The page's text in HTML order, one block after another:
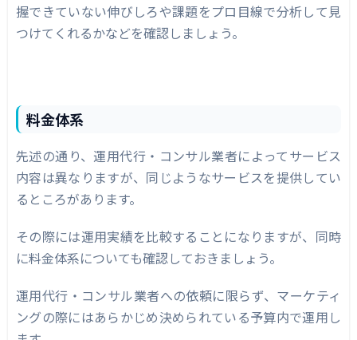
握できていない伸びしろや課題をプロ目線で分析して見
つけてくれるかなどを確認しましょう。
料金体系
先述の通り、運用代行・コンサル業者によってサービス
内容は異なりますが、同じようなサービスを提供してい
るところがあります。
その際には運用実績を比較することになりますが、同時
に料金体系についても確認しておきましょう。
運用代行・コンサル業者への依頼に限らず、マーケティ
ングの際にはあらかじめ決められている予算内で運用し